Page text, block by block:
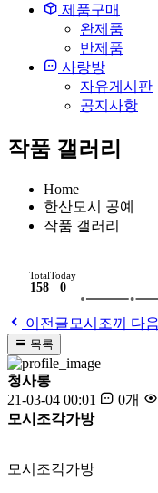
제품구매
완제품
반제품
사랑방
자유게시판
공지사항
작품 갤러리
Home
한산모시 공예
작품 갤러리
Total
158
Today
0
이전글 모시조끼 다
목록
청사롱
21-03-04 00:01
0개
모시조각가방
모시조각가방